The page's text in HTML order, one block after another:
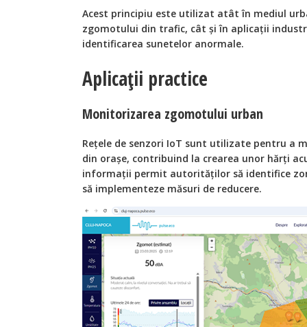
Acest principiu este utilizat atât în mediul
zgomotului din trafic, cât și în aplicații
identificarea sunetelor anormale.
Aplicații practice
Monitorizarea zgomotului urban
Rețele de senzori IoT sunt utilizate pentru a
din orașe, contribuind la crearea unor hărți
informații permit autorităților să identifice
să implementeze măsuri de reducere.